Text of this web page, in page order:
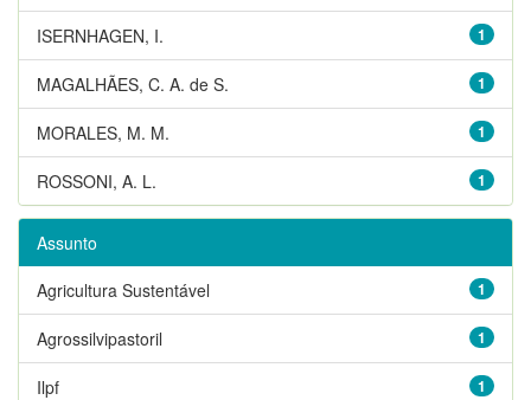
1
ISERNHAGEN, I.
1
MAGALHÃES, C. A. de S.
1
MORALES, M. M.
1
ROSSONI, A. L.
Assunto
1
Agricultura Sustentável
1
Agrossilvipastoril
1
Ilpf